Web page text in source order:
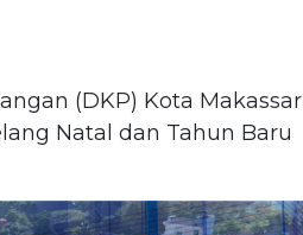
(DKP) Kota Makassar
Natal dan Tahun Baru